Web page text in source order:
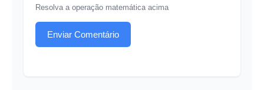
Resolva a operação matemática acima
Enviar Comentário